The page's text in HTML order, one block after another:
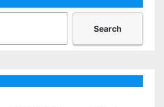
Search